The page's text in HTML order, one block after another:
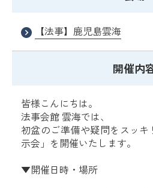
【法事】鹿児島雲海
開催内
皆様こんにちは。
法事会館 雲海では、
初盆のご準備や疑問をスッ
示会」を開催いたします。
▼開催日時・場所